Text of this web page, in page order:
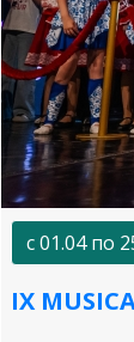
с 01.04 по
IX